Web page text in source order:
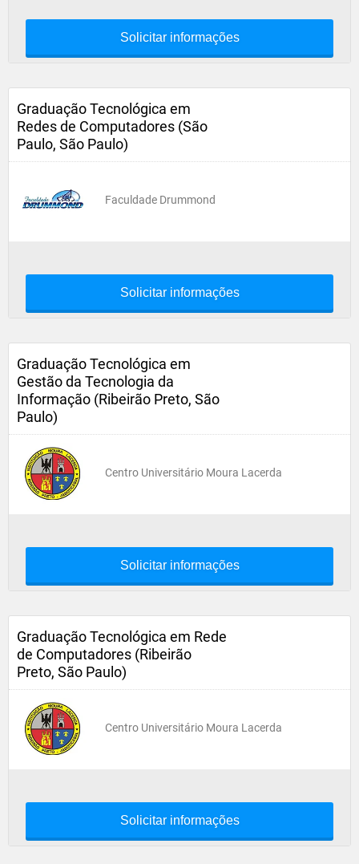
Solicitar informações
Graduação Tecnológica em
Redes de Computadores (São
Paulo, São Paulo)
Faculdade Drummond
Solicitar informações
Graduação Tecnológica em
Gestão da Tecnologia da
Informação (Ribeirão Preto, São
Paulo)
Centro Universitário Moura Lacerda
Solicitar informações
Graduação Tecnológica em Rede
de Computadores (Ribeirão
Preto, São Paulo)
Centro Universitário Moura Lacerda
Solicitar informações